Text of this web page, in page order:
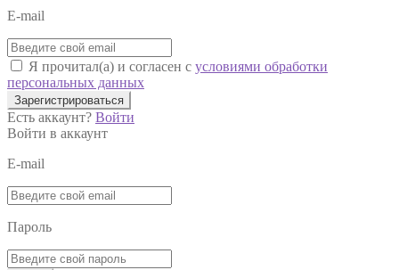
E-mail
Я прочитал(а) и согласен с условиями обработки
персональных данных
Зарегистрироваться
Есть аккаунт? Войти
Войти в аккаунт
E-mail
Пароль